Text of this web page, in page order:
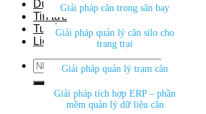
Dự án
Tin tức
Tuyển dụng
Liên hệ
Search
for:
Giải pháp cân trong sân bay
Giải pháp quản lý cân silo cho
trang trại
Giải pháp quản lý trạm cân
Giải pháp tích hợp ERP – phần
mềm quản lý dữ liệu cân